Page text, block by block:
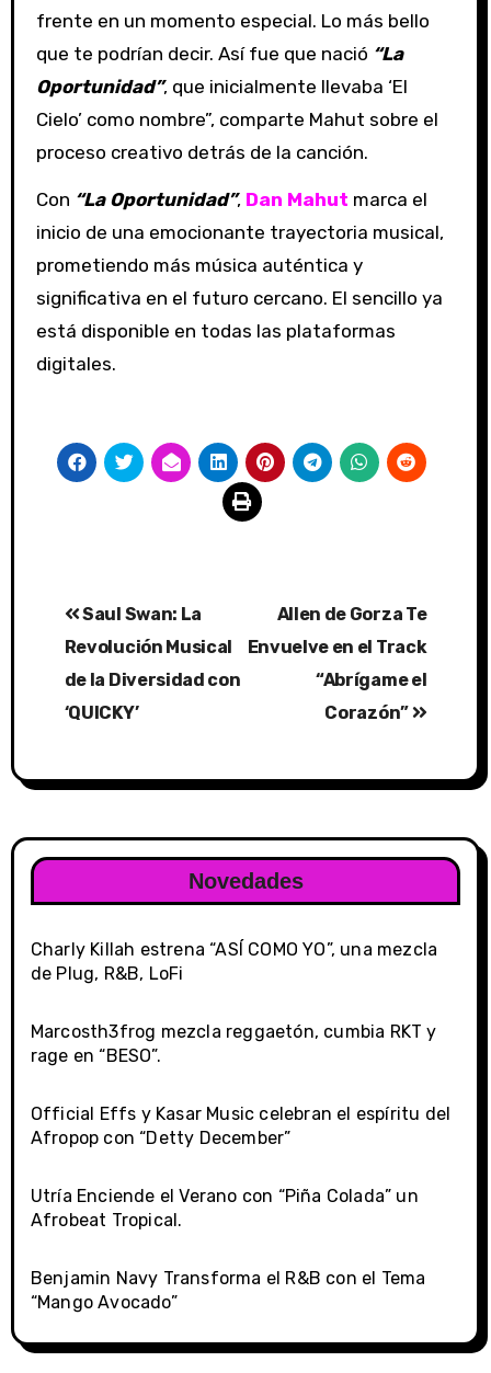
frente en un momento especial. Lo más bello
que te podrían decir. Así fue que nació “La
Oportunidad”, que inicialmente llevaba ‘El
Cielo’ como nombre”, comparte Mahut sobre el
proceso creativo detrás de la canción.
Con “La Oportunidad”, Dan Mahut marca el
inicio de una emocionante trayectoria musical,
prometiendo más música auténtica y
significativa en el futuro cercano. El sencillo ya
está disponible en todas las plataformas
digitales.
navigation
Saul Swan: La
Revolución Musical
de la Diversidad con
‘QUICKY’
Allen de Gorza Te
Envuelve en el Track
“Abrígame el
Corazón”
Novedades
Charly Killah estrena “ASÍ COMO YO”, una mezcla
de Plug, R&B, LoFi
Marcosth3frog mezcla reggaetón, cumbia RKT y
rage en “BESO”.
Official Effs y Kasar Music celebran el espíritu del
Afropop con “Detty December”
Utría Enciende el Verano con “Piña Colada” un
Afrobeat Tropical.
Benjamin Navy Transforma el R&B con el Tema
“Mango Avocado”